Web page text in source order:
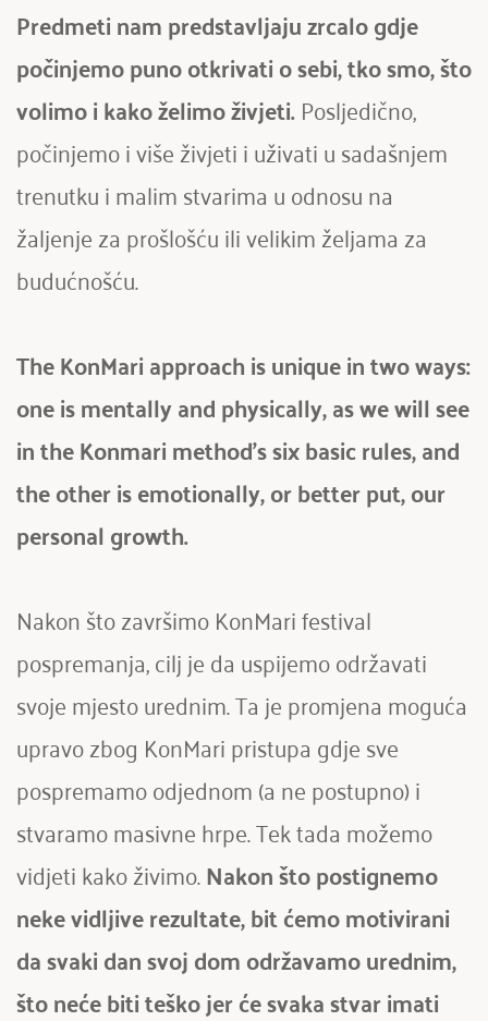
Predmeti nam predstavljaju zrcalo gdje
počinjemo puno otkrivati o sebi, tko smo, što
volimo i kako želimo živjeti. Posljedično,
počinjemo i više živjeti i uživati u sadašnjem
trenutku i malim stvarima u odnosu na
žaljenje za prošlošću ili velikim željama za
budućnošću.
The KonMari approach is unique in two ways:
one is mentally and physically, as we will see
in the Konmari method's six basic rules, and
the other is emotionally, or better put, our
personal growth.
Nakon što završimo KonMari festival
pospremanja, cilj je da uspijemo održavati
svoje mjesto urednim. Ta je promjena moguća
upravo zbog KonMari pristupa gdje sve
pospremamo odjednom (a ne postupno) i
stvaramo masivne hrpe. Tek tada možemo
vidjeti kako živimo. Nakon što postignemo
neke vidljive rezultate, bit ćemo motivirani
da svaki dan svoj dom održavamo urednim,
što neće biti teško jer će svaka stvar imati